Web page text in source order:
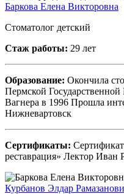
Баркова Елена Викторовна
Стоматолог детский
Стаж работы: 29 лет
Образование: Окончила
Пермской
Вагнера в 1996 Прошла
Нижневартовск
Сертификаты:
реставрация» Лектор Иван
Курбанов Элдар